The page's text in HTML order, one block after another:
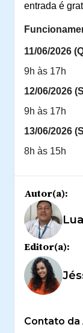
entrada é
11/06/2026
9h às 17h
12/06/2026
9h às 17h
13/06/2026
8h às 15h
Autor(a):
Editor(a):
Contato da